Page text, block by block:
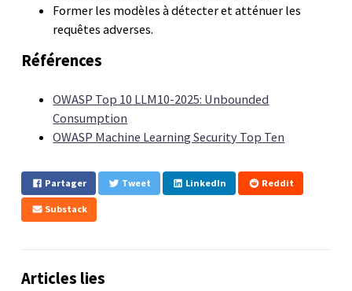
Former les modèles à détecter et atténuer les
requêtes adverses.
Références
OWASP Top 10 LLM10-2025: Unbounded
Consumption
OWASP Machine Learning Security Top Ten
Partager Tweet LinkedIn Reddit
Substack
Articles lies